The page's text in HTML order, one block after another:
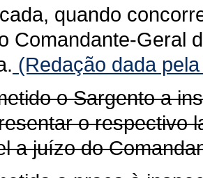
quando
Comandante-Geral
(Redação dada
o Sargento a
o respectivo
a juízo do